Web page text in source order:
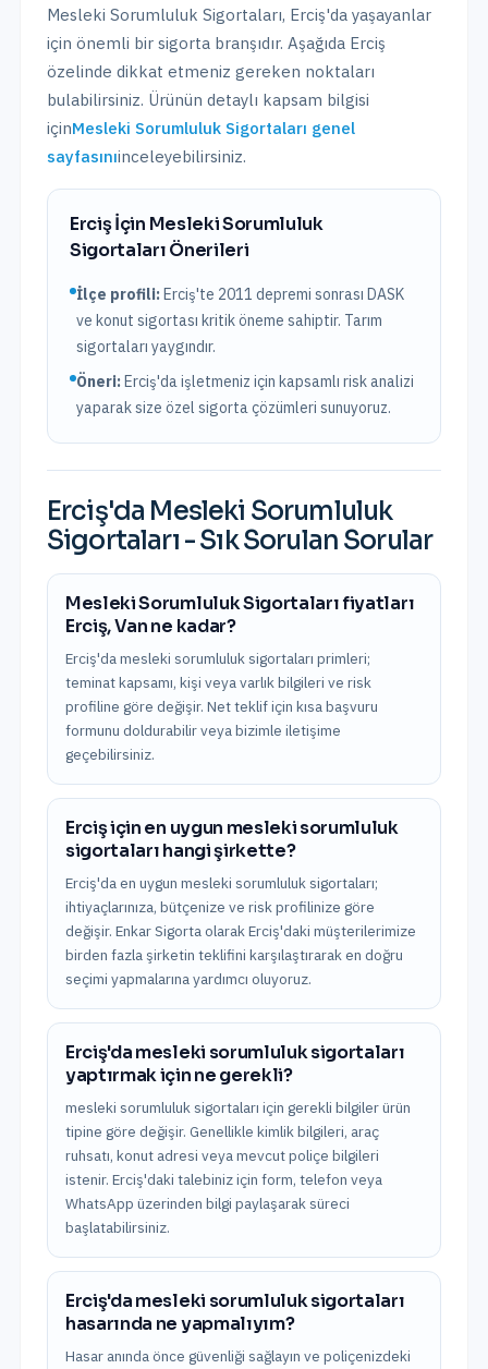
Mesleki Sorumluluk Sigortaları, Erciş'da yaşayanlar
için önemli bir sigorta branşıdır. Aşağıda Erciş
özelinde dikkat etmeniz gereken noktaları
bulabilirsiniz. Ürünün detaylı kapsam bilgisi
içinMesleki Sorumluluk Sigortaları genel
sayfasınıinceleyebilirsiniz.
Ercişİçin Mesleki Sorumluluk
SigortalarıÖnerileri
İlçe profili:Erciş'te 2011 depremi sonrası DASK
ve konut sigortası kritik öneme sahiptir. Tarım
sigortaları yaygındır.
Öneri:Erciş'da işletmeniz için kapsamlı risk analizi
yaparak size özel sigorta çözümleri sunuyoruz.
Erciş'da Mesleki Sorumluluk
Sigortaları - Sık Sorulan Sorular
Mesleki Sorumluluk Sigortaları fiyatları
Erciş, Van ne kadar?
Erciş'da mesleki sorumluluk sigortaları primleri;
teminat kapsamı, kişi veya varlık bilgileri ve risk
profiline göre değişir. Net teklif için kısa başvuru
formunu doldurabilir veya bizimle iletişime
geçebilirsiniz.
Erciş için en uygun mesleki sorumluluk
sigortaları hangi şirkette?
Erciş'da en uygun mesleki sorumluluk sigortaları;
ihtiyaçlarınıza, bütçenize ve risk profilinize göre
değişir. Enkar Sigorta olarak Erciş'daki müşterilerimize
birden fazla şirketin teklifini karşılaştırarak en doğru
seçimi yapmalarına yardımcı oluyoruz.
Erciş'da mesleki sorumluluk sigortaları
yaptırmak için ne gerekli?
mesleki sorumluluk sigortaları için gerekli bilgiler ürün
tipine göre değişir. Genellikle kimlik bilgileri, araç
ruhsatı, konut adresi veya mevcut poliçe bilgileri
istenir. Erciş'daki talebiniz için form, telefon veya
WhatsApp üzerinden bilgi paylaşarak süreci
başlatabilirsiniz.
Erciş'da mesleki sorumluluk sigortaları
hasarında ne yapmalıyım?
Hasar anında önce güvenliği sağlayın ve poliçenizdeki